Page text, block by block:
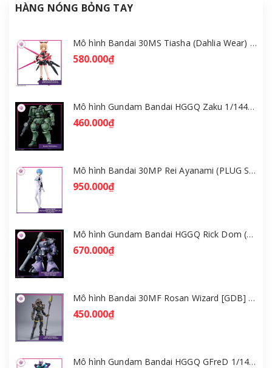
HÀNG NÓNG BỎNG TAY
Mô hình Bandai 30MS Tiasha (Dahlia Wear) [Color B] [GDB] [30MS]
580.000₫
Mô hình Gundam Bandai HGGQ Zaku 1/144 – MSG GQuuuuuuX [GDB] [BHG]
460.000₫
Mô hình Bandai 30MP Rei Ayanami (PLUG SUIT Ver.) – Evangelion [GDB] [30MP]
950.000₫
Mô hình Gundam Bandai HGGQ Rick Dom (Gaia / Ortega) 1/144 [GDB] [BHG]
670.000₫
Mô hình Bandai 30MF Rosan Wizard [GDB] [30MF]
450.000₫
Mô hình Gundam Bandai HGGQ GFreD 1/144 [GDB] [BHG]